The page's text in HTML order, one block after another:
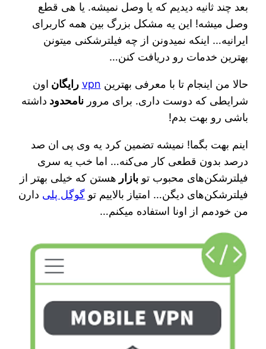
بعد چند ثانیه دیدیم که یا وصل نمیشه. یا هی قطع
وصل میشه! این یه مشکل بزرگ بین همه کاربرای
ایرانیه… اینکه نمیدونن از چه فیلترشکنی میتونن
بهترین خدمات رو دریافت کنن…
حالا من اینجام تا با معرفی بهترین vpn رایگان اون
شرایطی که دوست داری. برای مرورنامحدود داشته
باشی رو بهت بدم!
اینم بهت بگما! نمیشه تضمین کرد یه وی پی ان صد
درصد بدون قطعی کار می‌کنه… اما خب یه سری
فیلترشکن‌های محبوب توبازار هستن که خیلی بهتر از
فیلترشکن‌های دیگن… امتیاز بالاییم توگوگل پلی دارن
من خودمم از اونا استفاده میکنم…